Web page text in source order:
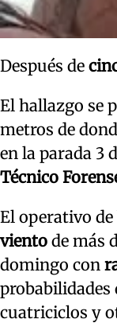
Después de
El hallazgo se
metros de
en la parada 3
Técnico
El operativo
viento de más
domingo con
probabilidades
cuatriciclos y